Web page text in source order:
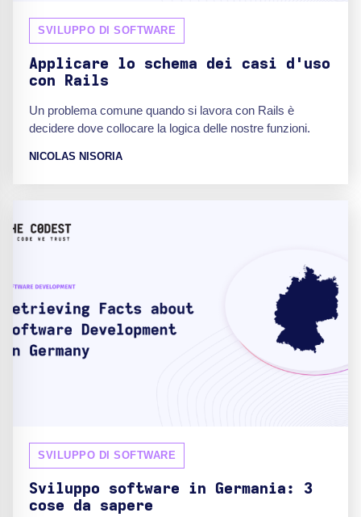
SVILUPPO DI SOFTWARE
Applicare lo schema dei casi d'uso
con Rails
Un problema comune quando si lavora con Rails è
decidere dove collocare la logica delle nostre funzioni.
NICOLAS NISORIA
SVILUPPO DI SOFTWARE
Sviluppo software in Germania: 3
cose da sapere